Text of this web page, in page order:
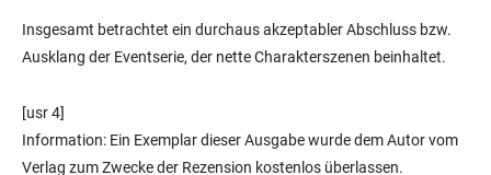
Insgesamt betrachtet ein durchaus akzeptabler Abschluss bzw.
Ausklang der Eventserie, der nette Charakterszenen beinhaltet.
[usr 4]
Information: Ein Exemplar dieser Ausgabe wurde dem Autor vom
Verlag zum Zwecke der Rezension kostenlos überlassen.